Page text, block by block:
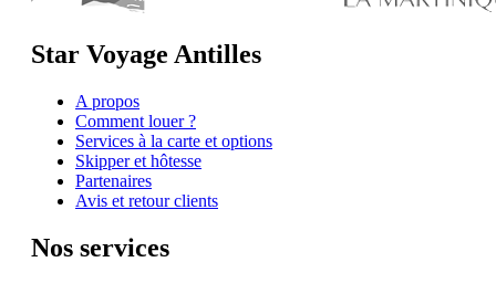
Star Voyage Antilles
A propos
Comment louer ?
Services à la carte et options
Skipper et hôtesse
Partenaires
Avis et retour clients
Nos services